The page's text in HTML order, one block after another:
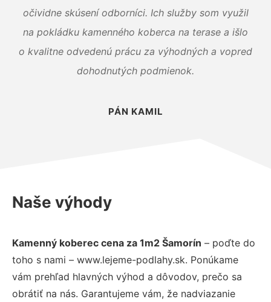
očividne skúsení odborníci. Ich služby som využil
na pokládku kamenného koberca na terase a išlo
o kvalitne odvedenú prácu za výhodných a vopred
dohodnutých podmienok.
PÁN KAMIL
Naše výhody
Kamenný koberec cena za 1m2 Šamorín – poďte do
toho s nami – www.lejeme-podlahy.sk. Ponúkame
vám prehľad hlavných výhod a dôvodov, prečo sa
obrátiť na nás. Garantujeme vám, že nadviazanie